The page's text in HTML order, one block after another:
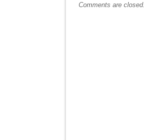
Comments are closed.